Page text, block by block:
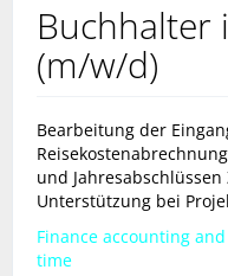
Buchhalter
(m/w/d)
Bearbeitung der
und
Unterstützung bei
Finance accounting
time